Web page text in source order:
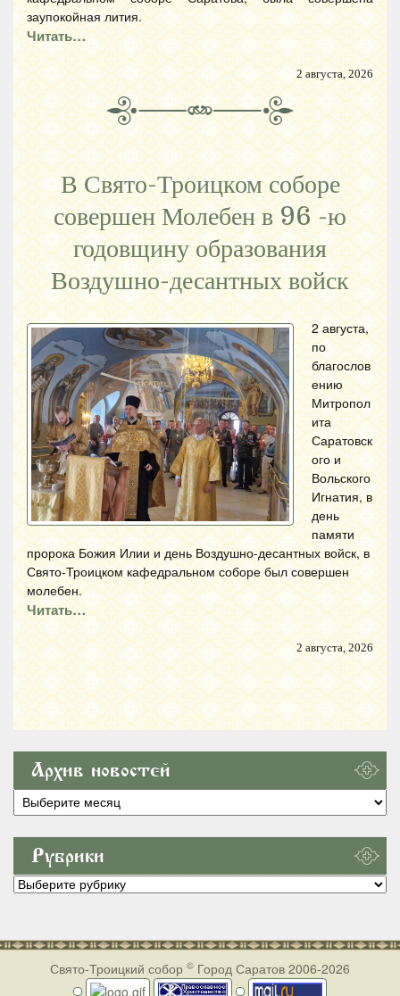
заупокойная лития.
Читать…
2 августа, 2026
В Свято-Троицком соборе
совершен Молебен в 96 -ю
годовщину образования
Воздушно-десантных войск
2 августа,
по
благослов
ению
Митропол
ита
Саратовск
ого и
Вольского
Игнатия, в
день
памяти
пророка Божия Илии и день Воздушно-десантных войск, в
Свято-Троицком кафедральном соборе был совершен
молебен.
Читать…
2 августа, 2026
Архив новостей
Архив
новостей
Рубрики
Рубрики
Свято-Троицкий собор © Город Саратов 2006-2026